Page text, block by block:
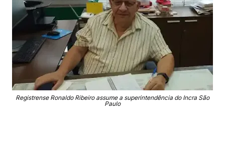
Registrense Ronaldo Ribeiro assume a superintendência do Incra São
Paulo